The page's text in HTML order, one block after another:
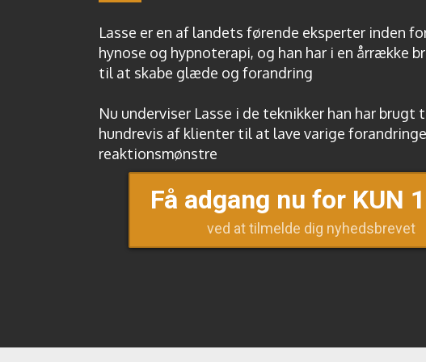
Lasse er en af landets førende eksperter inden
hynose og hypnoterapi, og han har i en årrække
til at skabe glæde og forandring
Nu underviser Lasse i de teknikker han har
hundrevis af klienter til at lave varige
reaktionsmønstre
Få adgang nu for KUN
ved at tilmelde dig nyhedsbrevet